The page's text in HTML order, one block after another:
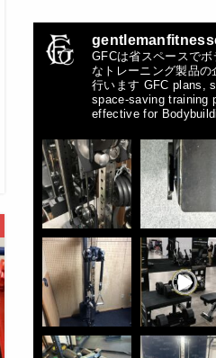
GFCは省スペースで
なトレーニング製品
行います GFC plans,
space-saving training
effective for